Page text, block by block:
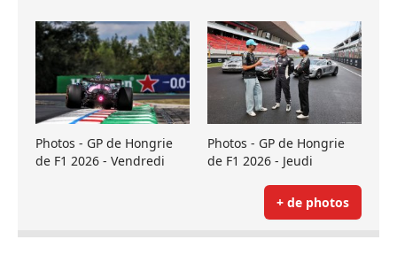
Photos - GP de Hongrie
de F1 2026 - Vendredi
Photos - GP de Hongrie
de F1 2026 - Jeudi
+ de photos